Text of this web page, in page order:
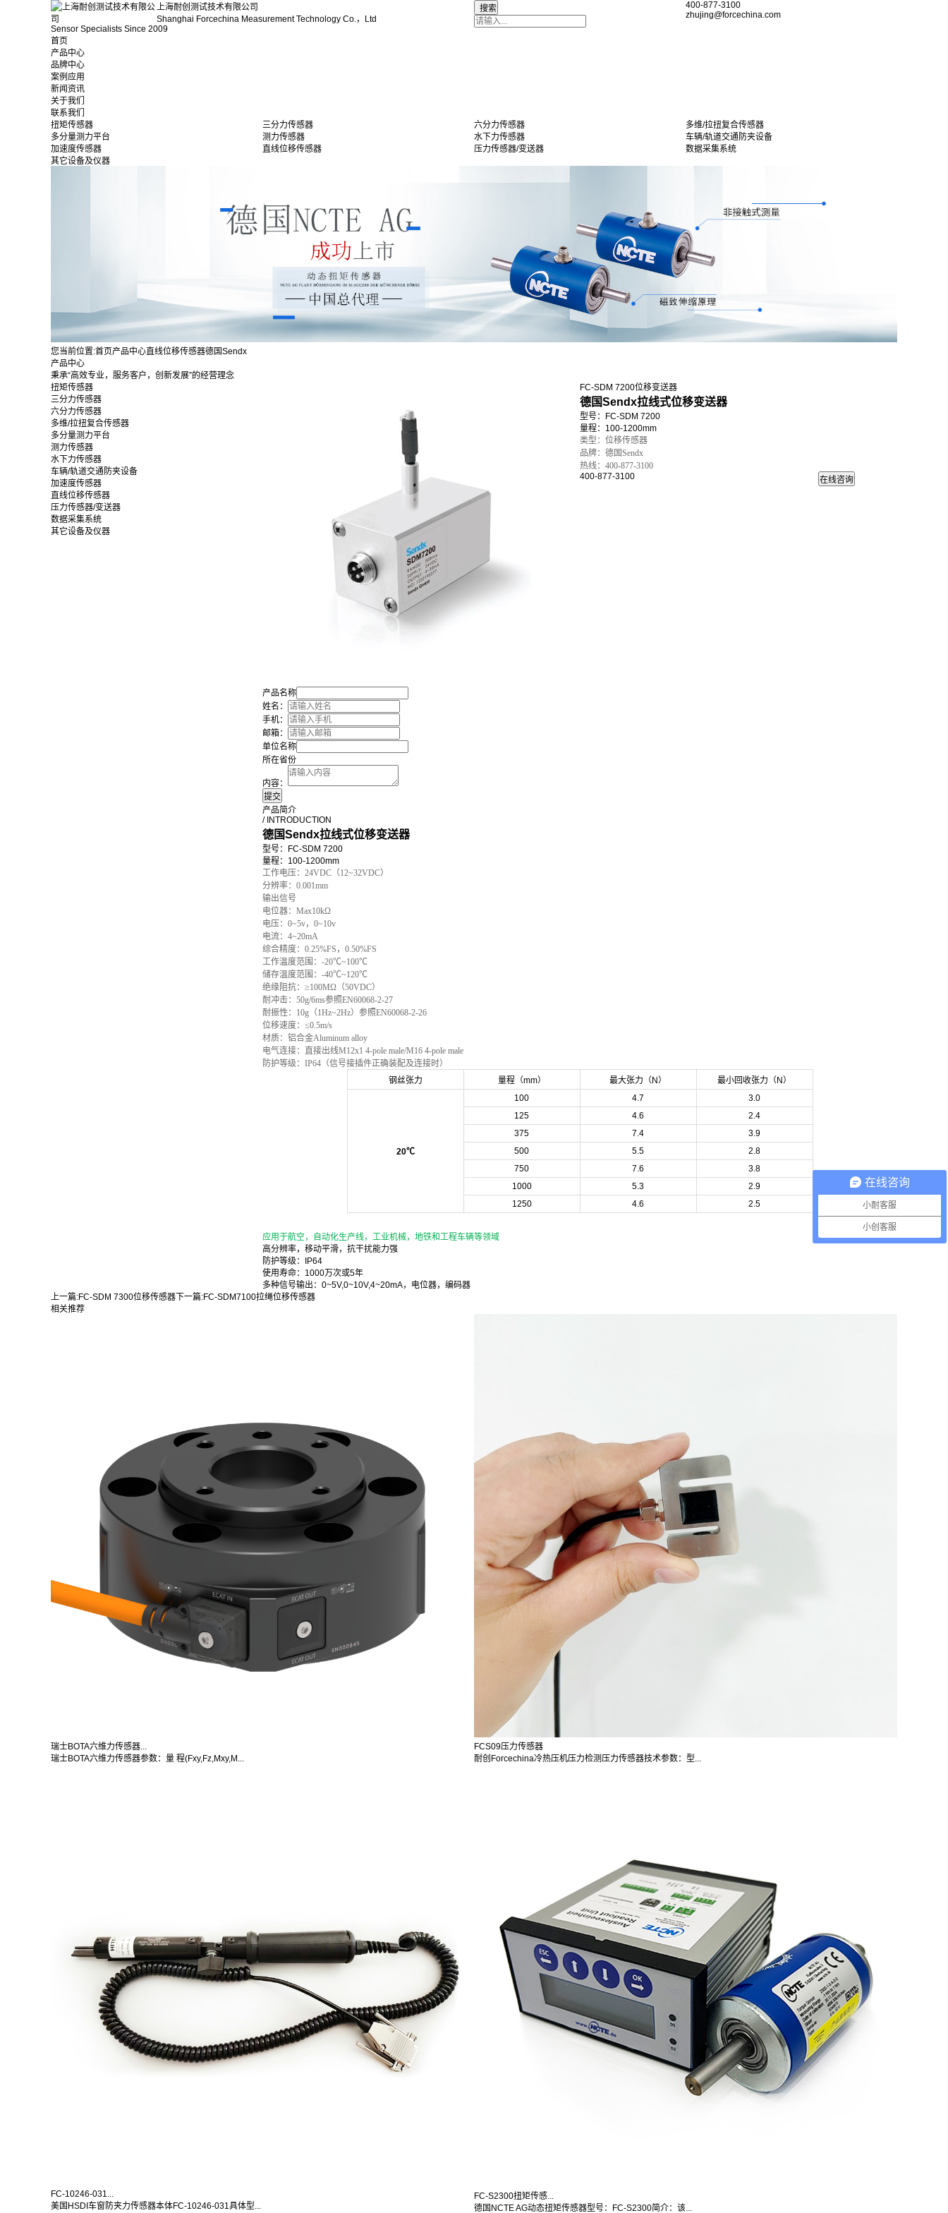
上海耐创测试技术有限公司
Shanghai Forcechina Measurement Technology Co.，Ltd
Sensor Specialists Since 2009
400-877-3100
zhujing@forcechina.com
首页
产品中心
品牌中心
案例应用
新闻资讯
关于我们
联系我们
扭矩传感器
三分力传感器 六分力传感器
多维/拉扭复合传感器
多分量测力平台
测力传感器 水下力传感器
车辆/轨道交通防夹设备
加速度传感器
直线位移传感器 压力传感器/变送器
数据采集系统
其它设备及仪器
您当前位置:首页产品中心直线位移传感器德国Sendx
产品中心
秉承“高效专业，服务客户，创新发展”的经营理念
扭矩传感器
三分力传感器
六分力传感器
多维/拉扭复合传感器
多分量测力平台
测力传感器
水下力传感器
车辆/轨道交通防夹设备
加速度传感器
直线位移传感器
压力传感器/变送器
数据采集系统
其它设备及仪器
FC-SDM 7200位移变送器
德国Sendx拉线式位移变送器
型号：FC-SDM 7200
量程：100-1200mm
类型：位移传感器
品牌：德国Sendx
热线：400-877-3100
400-877-3100
产品名称
姓名：
手机：
邮箱：
单位名称
所在省份
内容：
产品简介
/ INTRODUCTION
德国Sendx拉线式位移变送器
型号：FC-SDM 7200
量程：100-1200mm
工作电压：24VDC（12~32VDC）
分辨率：0.001mm
输出信号
电位器：Max10kΩ
电压：0~5v，0~10v
电流：4~20mA
综合精度：0.25%FS，0.50%FS
工作温度范围：-20℃~100℃
储存温度范围：-40℃~120℃
绝缘阻抗：≥100MΩ（50VDC）
耐冲击：50g/6ms参照EN60068-2-27
耐振性：10g（1Hz~2Hz）参照EN60068-2-26
位移速度：≤0.5m/s
材质：铝合金Aluminum alloy
电气连接：直接出线M12x1 4-pole male/M16 4-pole male
防护等级：IP64（信号接插件正确装配及连接时）
钢丝张力
量程（mm） 最大张力（N） 最小回收张力（N）
20℃
100 4.7
3.0
125
4.6
2.4
375
7.4
3.9
500
5.5
2.8
750
7.6
3.8
1000
5.3
2.9
1250
4.6 2.5
应用于航空，自动化生产线，工业机械，地铁和工程车辆等领域
高分辨率，移动平滑，抗干扰能力强
防护等级：IP64
使用寿命：1000万次或5年
多种信号输出：0~5V,0~10V,4~20mA，电位器，编码器
上一篇:FC-SDM 7300位移传感器 下一篇:FC-SDM7100拉绳位移传感器
相关推荐
瑞士BOTA六维力传感器...
瑞士BOTA六维力传感器参数：量 程(Fxy,Fz,Mxy,M...
FCS09压力传感器
耐创Forcechina冷热压机压力检测压力传感器技术参数：型...
FC-10246-031...
美国HSDI车窗防夹力传感器本体FC-10246-031具体型...
FC-S2300扭矩传感...
德国NCTE AG动态扭矩传感器型号：FC-S2300简介：该...
在线咨询
小耐客服
小创客服